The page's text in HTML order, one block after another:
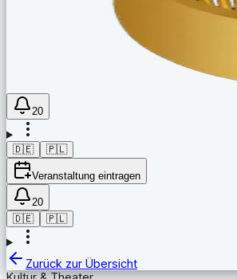
20
🇩🇪 🇵🇱
Veranstaltung eintragen
20
🇩🇪
🇵🇱
Zurück zur Übersicht